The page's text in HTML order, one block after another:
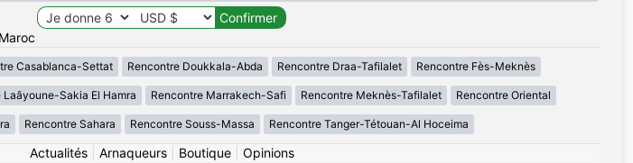
Casablanca-Settat Rencontre Doukkala-Abda Rencontre Draa-Tafilalet Rencontre Fès-Meknès
Laâyoune-Sakia El Hamra Rencontre Marrakech-Safi Rencontre Meknès-Tafilalet Rencontre Oriental
Rencontre Sahara Rencontre Souss-Massa Rencontre Tanger-Tétouan-Al Hoceima
Actualités| Arnaqueurs| Boutique| Opinions